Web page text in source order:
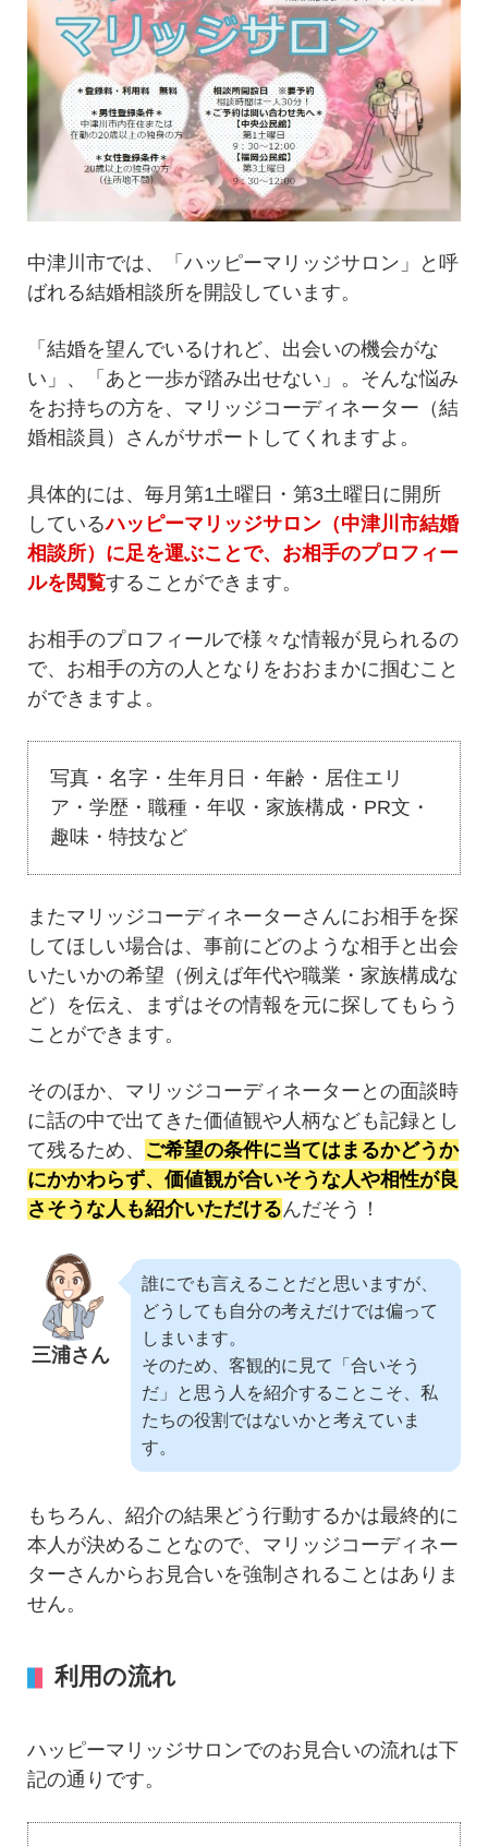
中津川市では、「ハッピーマリッジサロン」と呼
ばれる結婚相談所を開設しています。
「結婚を望んでいるけれど、出会いの機会がな
い」、「あと一歩が踏み出せない」。そんな悩み
をお持ちの方を、マリッジコーディネーター（結
婚相談員）さんがサポートしてくれますよ。
具体的には、毎月第1土曜日・第3土曜日に開所
しているハッピーマリッジサロン（中津川市結婚
相談所）に足を運ぶことで、お相手のプロフィー
ルを閲覧することができます。
お相手のプロフィールで様々な情報が見られるの
で、お相手の方の人となりをおおまかに掴むこと
ができますよ。
写真・名字・生年月日・年齢・居住エリ
ア・学歴・職種・年収・家族構成・PR文・
趣味・特技など
またマリッジコーディネーターさんにお相手を探
してほしい場合は、事前にどのような相手と出会
いたいかの希望（例えば年代や職業・家族構成な
ど）を伝え、まずはその情報を元に探してもらう
ことができます。
そのほか、マリッジコーディネーターとの面談時
に話の中で出てきた価値観や人柄なども記録とし
て残るため、 ご希望の条件に当てはまるかどうか
にかかわらず、価値観が合いそうな人や相性が良
さそうな人も紹介いただけるんだそう！
三浦さん
誰にでも言えることだと思いますが、
どうしても自分の考えだけでは偏って
しまいます。
そのため、客観的に見て「合いそう
だ」と思う人を紹介することこそ、私
たちの役割ではないかと考えていま
す。
もちろん、紹介の結果どう行動するかは最終的に
本人が決めることなので、マリッジコーディネー
ターさんからお見合いを強制されることはありま
せん。
利用の流れ
ハッピーマリッジサロンでのお見合いの流れは下
記の通りです。